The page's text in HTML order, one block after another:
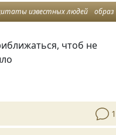
известных людей образ
чтоб не
1